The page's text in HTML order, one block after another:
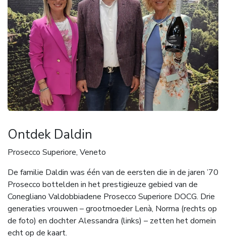
Ontdek Daldin
Prosecco Superiore, Veneto
De familie Daldin was één van de eersten die in de jaren ’70
Prosecco bottelden in het prestigieuze gebied van de
Conegliano Valdobbiadene Prosecco Superiore DOCG. Drie
generaties vrouwen – grootmoeder Lenà, Norma (rechts op
de foto) en dochter Alessandra (links) – zetten het domein
echt op de kaart.